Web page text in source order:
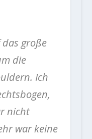
große
die
Ich
nicht
war keine